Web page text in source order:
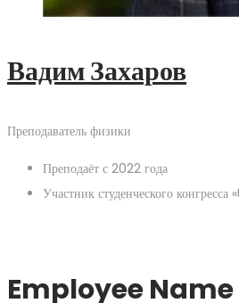
Вадим Захаров
Преподаватель физики
Преподаёт с 2022 года
Участник студенческого конгресса
Employee Name